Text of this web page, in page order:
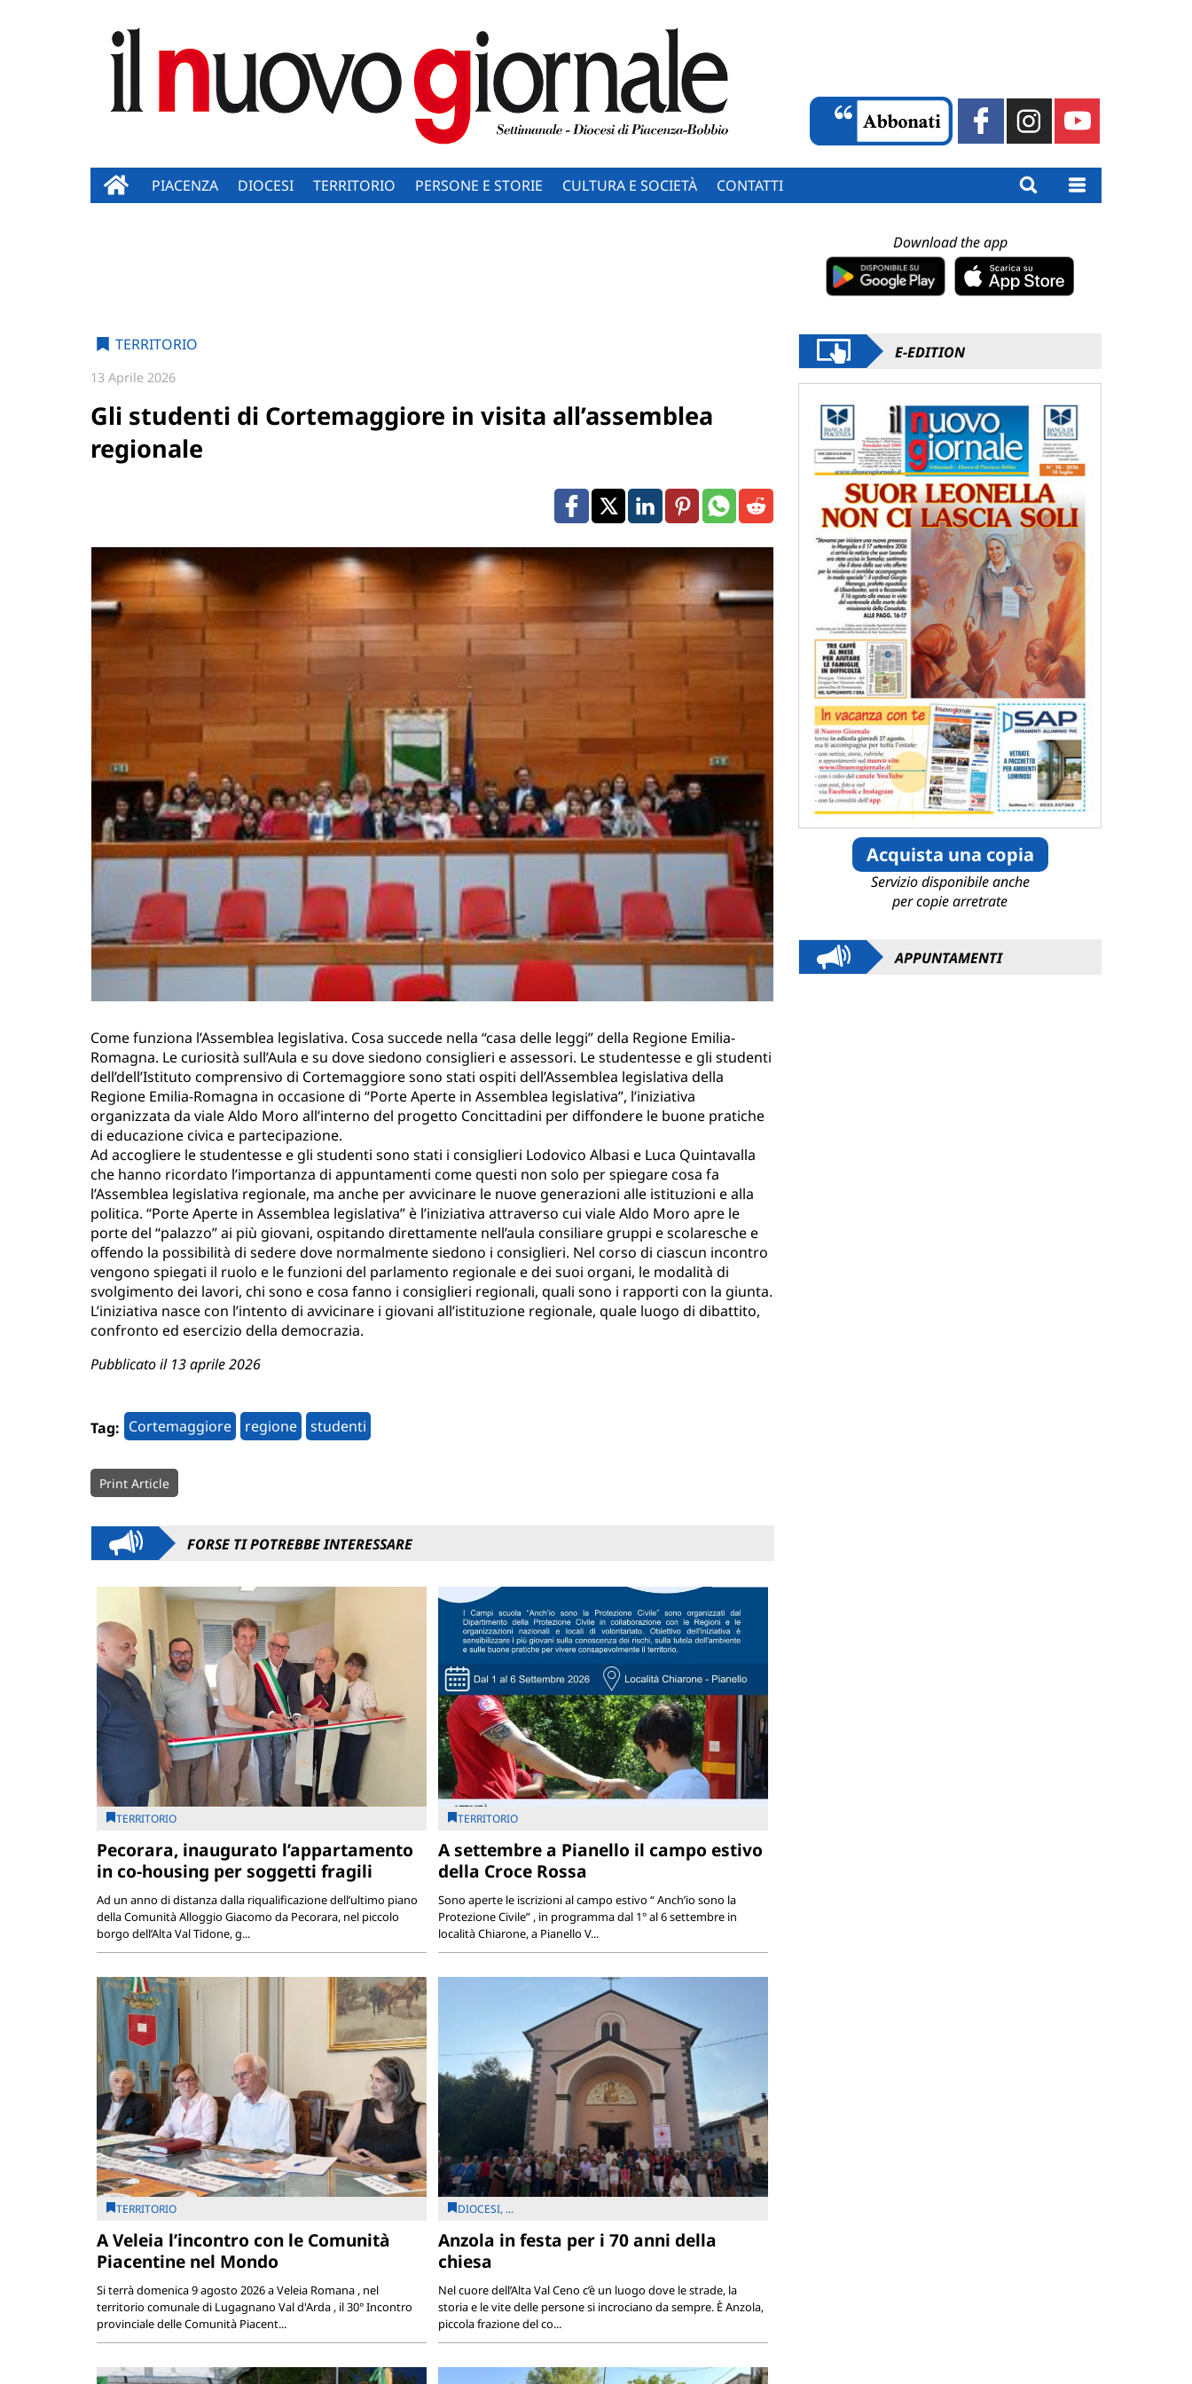
PIACENZA DIOCESI TERRITORIO PERSONE E STORIE CULTURA E SOCIETÀ CONTATTI
TERRITORIO
13 Aprile 2026
Gli studenti di Cortemaggiore in visita all’assemblea
regionale
Come funziona l’Assemblea legislativa. Cosa succede nella “casa delle leggi” della Regione Emilia-
Romagna. Le curiosità sull’Aula e su dove siedono consiglieri e assessori. Le studentesse e gli studenti
dell’dell’Istituto comprensivo di Cortemaggiore sono stati ospiti dell’Assemblea legislativa della
Regione Emilia-Romagna in occasione di “Porte Aperte in Assemblea legislativa”, l’iniziativa
organizzata da viale Aldo Moro all’interno del progetto Concittadini per diffondere le buone pratiche
di educazione civica e partecipazione.
Ad accogliere le studentesse e gli studenti sono stati i consiglieri Lodovico Albasi e Luca Quintavalla
che hanno ricordato l’importanza di appuntamenti come questi non solo per spiegare cosa fa
l’Assemblea legislativa regionale, ma anche per avvicinare le nuove generazioni alle istituzioni e alla
politica. “Porte Aperte in Assemblea legislativa” è l’iniziativa attraverso cui viale Aldo Moro apre le
porte del “palazzo” ai più giovani, ospitando direttamente nell’aula consiliare gruppi e scolaresche e
offendo la possibilità di sedere dove normalmente siedono i consiglieri. Nel corso di ciascun incontro
vengono spiegati il ruolo e le funzioni del parlamento regionale e dei suoi organi, le modalità di
svolgimento dei lavori, chi sono e cosa fanno i consiglieri regionali, quali sono i rapporti con la giunta.
L’iniziativa nasce con l’intento di avvicinare i giovani all’istituzione regionale, quale luogo di dibattito,
confronto ed esercizio della democrazia.
Pubblicato il 13 aprile 2026
Tag: Cortemaggiore regione studenti
Print Article
FORSE TI POTREBBE INTERESSARE
TERRITORIO
Pecorara, inaugurato l’appartamento
in co-housing per soggetti fragili
Ad un anno di distanza dalla riqualificazione dell’ultimo piano
della Comunità Alloggio Giacomo da Pecorara, nel piccolo
borgo dell’Alta Val Tidone, g...
TERRITORIO
A settembre a Pianello il campo estivo
della Croce Rossa
Sono aperte le iscrizioni al campo estivo “ Anch’io sono la
Protezione Civile” , in programma dal 1° al 6 settembre in
località Chiarone, a Pianello V...
TERRITORIO
A Veleia l’incontro con le Comunità
Piacentine nel Mondo
Si terrà domenica 9 agosto 2026 a Veleia Romana , nel
territorio comunale di Lugagnano Val d'Arda , il 30° Incontro
provinciale delle Comunità Piacent...
DIOCESI, ...
Anzola in festa per i 70 anni della
chiesa
Nel cuore dell’Alta Val Ceno c’è un luogo dove le strade, la
storia e le vite delle persone si incrociano da sempre. È Anzola,
piccola frazione del co...
Download the app
E-EDITION
Acquista una copia
Servizio disponibile anche
per copie arretrate
APPUNTAMENTI